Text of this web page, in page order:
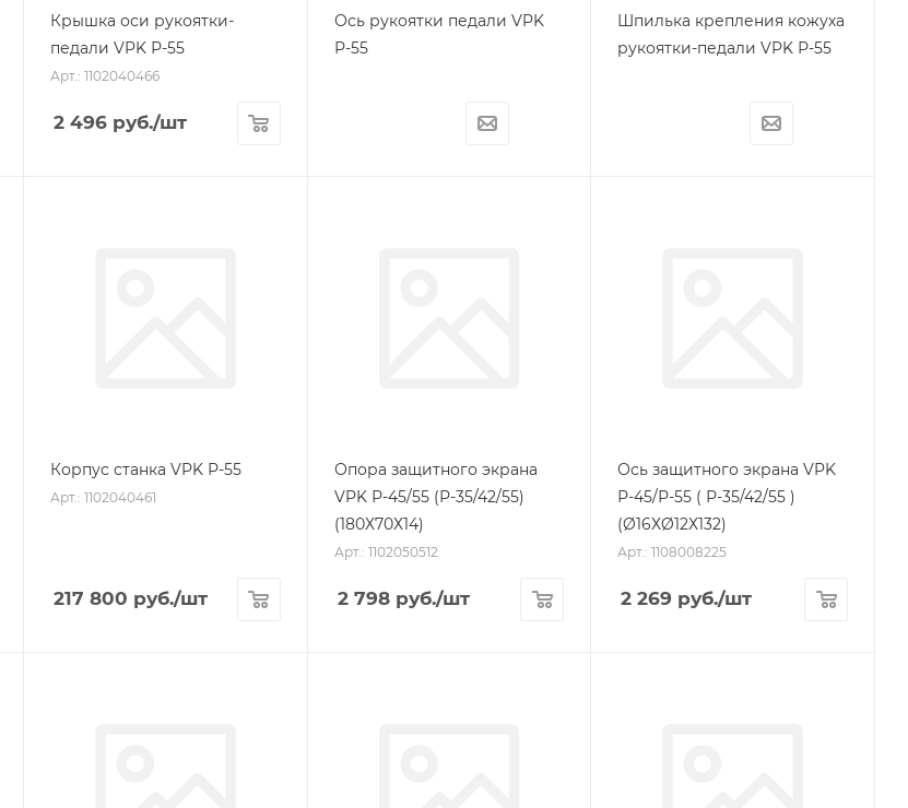
Крышка оси рукоятки-
педали VPK Р-55
Арт.: 1102040466
2 496руб./шт
Ось рукоятки педали VPK
Р-55
Шпилька крепления кожуха
рукоятки-педали VPK Р-55
Корпус станка VPK Р-55
Арт.: 1102040461
217 800 руб./шт
Опора защитного экрана
VPK Р-45/55 (Р-35/42/55)
(180Х70Х14)
Арт.: 1102050512
2 798руб./шт
Ось защитного экрана VPK
Р-45/Р-55 ( Р-35/42/55 )
(Ø16ХØ12Х132)
Арт.: 1108008225
2 269 руб./шт